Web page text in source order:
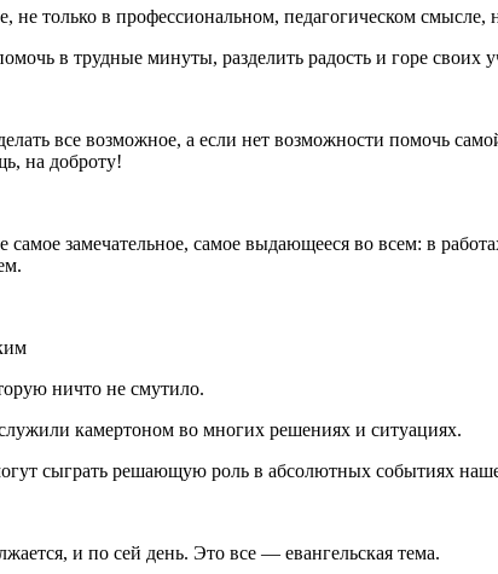
только в профессиональном, педагогическом смысле,
в трудные минуты, разделить радость и горе
все возможное, а если нет возможности помочь
на доброту!
замечательное, самое выдающееся во всем: в
ничто не смутило.
камертоном во многих решениях и ситуациях.
сыграть решающую роль в абсолютных событиях
и по сей день. Это все — евангельская тема.